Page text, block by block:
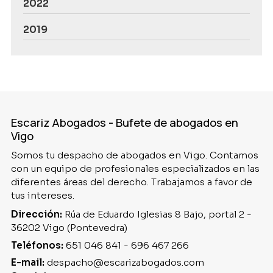
2022
2019
Escariz Abogados - Bufete de abogados en
Vigo
Somos tu despacho de abogados en Vigo. Contamos
con un equipo de profesionales especializados en las
diferentes áreas del derecho. Trabajamos a favor de
tus intereses.
Dirección: Rúa de Eduardo Iglesias 8 Bajo, portal 2 -
36202 Vigo (Pontevedra)
Teléfonos: 651 046 841 - 696 467 266
E-mail: despacho@escarizabogados.com